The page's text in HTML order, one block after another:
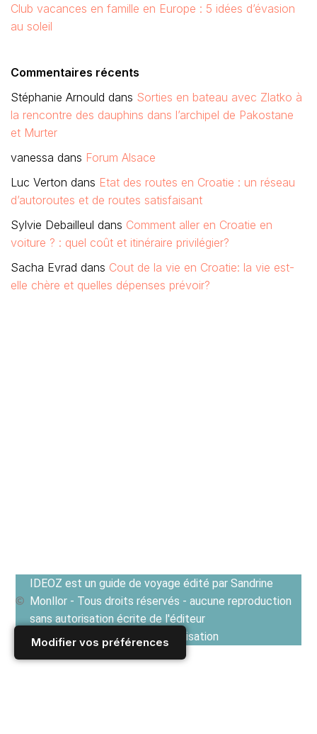
Modifier vos préférences
Club vacances en famille en Europe : 5 idées d’évasion
au soleil
Commentaires récents
Stéphanie Arnould dans Sorties en bateau avec Zlatko à
la rencontre des dauphins dans l’archipel de Pakostane
et Murter
vanessa dans Forum Alsace
Luc Verton dans Etat des routes en Croatie : un réseau
d’autoroutes et de routes satisfaisant
Sylvie Debailleul dans Comment aller en Croatie en
voiture ? : quel coût et itinéraire privilégier?
Sacha Evrad dans Cout de la vie en Croatie: la vie est-
elle chère et quelles dépenses prévoir?
IDEOZ est un guide de voyage édité par Sandrine
Monllor - Tous droits réservés - aucune reproduction
sans autorisation écrite de l'éditeur
Voir les Conditions générales d'utilisation